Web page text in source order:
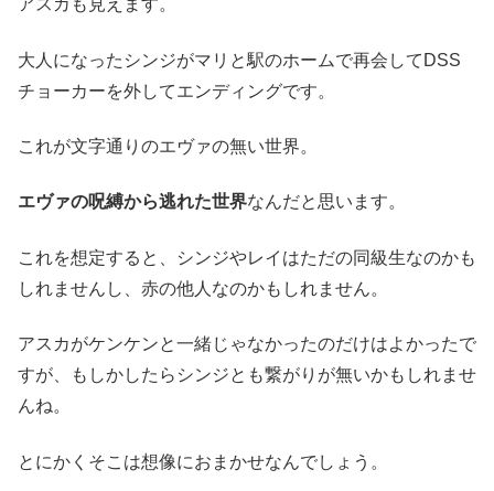
アスカも見えます。
大人になったシンジがマリと駅のホームで再会してDSS
チョーカーを外してエンディングです。
これが文字通りのエヴァの無い世界。
エヴァの呪縛から逃れた世界なんだと思います。
これを想定すると、シンジやレイはただの同級生なのかも
しれませんし、赤の他人なのかもしれません。
アスカがケンケンと一緒じゃなかったのだけはよかったで
すが、もしかしたらシンジとも繋がりが無いかもしれませ
んね。
とにかくそこは想像におまかせなんでしょう。